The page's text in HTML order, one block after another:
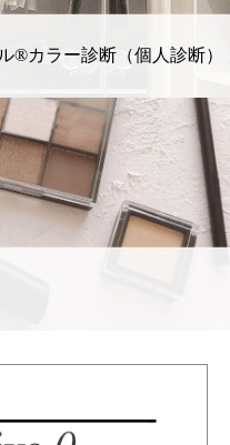
®カラー診断（個人診断）